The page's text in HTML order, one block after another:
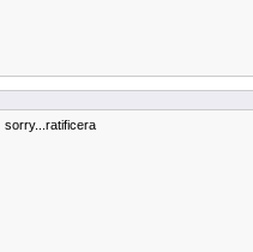
sorry...ratificera